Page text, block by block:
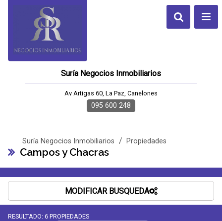
Suría Negocios Inmobiliarios
Av Artigas 60, La Paz, Canelones
095 600 248
Suría Negocios Inmobiliarios / Propiedades
Campos y Chacras
MODIFICAR BUSQUEDA
RESULTADO: 6 PROPIEDADES